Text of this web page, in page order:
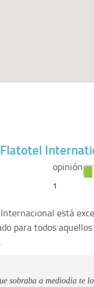
1
opinión
está
para todos
sobraba a mediodia te